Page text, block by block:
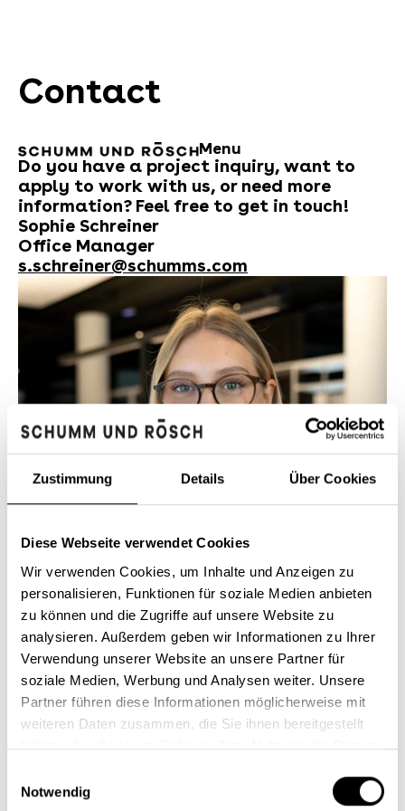
Zustimmung Details Über Cookies
Diese Webseite verwendet Cookies
Wir verwenden Cookies, um Inhalte und Anzeigen zu
personalisieren, Funktionen für soziale Medien anbieten
zu können und die Zugriffe auf unsere Website zu
analysieren. Außerdem geben wir Informationen zu Ihrer
Verwendung unserer Website an unsere Partner für
soziale Medien, Werbung und Analysen weiter. Unsere
Partner führen diese Informationen möglicherweise mit
weiteren Daten zusammen, die Sie ihnen bereitgestellt
haben oder die sie im Rahmen Ihrer Nutzung der Dienste
Notwendig
Contact
Menu
Do you have a project inquiry, want to
apply to work with us, or need more
information? Feel free to get in touch!
Sophie Schreiner
Office Manager
s.schreiner@schumms.com
First name